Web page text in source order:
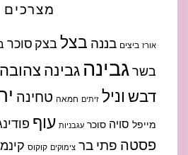
מצרכים
אורז ביצים בננה בצל בצק סוכר
בשרגבינה גבינה צהובה
דבש וניל זיתים חמאה טחינה
מייפל סויה סוכר עגבניות עוף
פסטה פתי בר צימוקים קוקוס